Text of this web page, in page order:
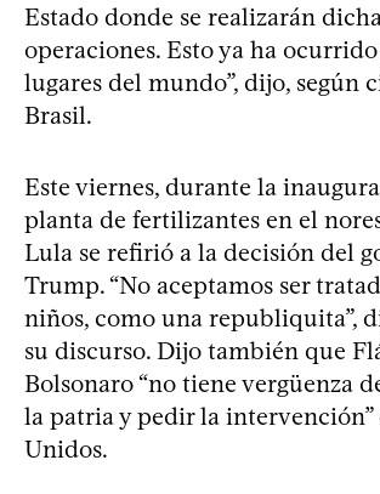
Estado donde se realizarán
operaciones. Esto ya ha
lugares del mundo”, dijo, según
Brasil.
Este viernes, durante la
planta de fertilizantes en el
Lula se refirió a la decisión del
Trump. “No aceptamos ser
niños, como una republiquita”,
su discurso. Dijo también que
Bolsonaro “no tiene vergüenza
la patria y pedir la intervención”
Unidos.